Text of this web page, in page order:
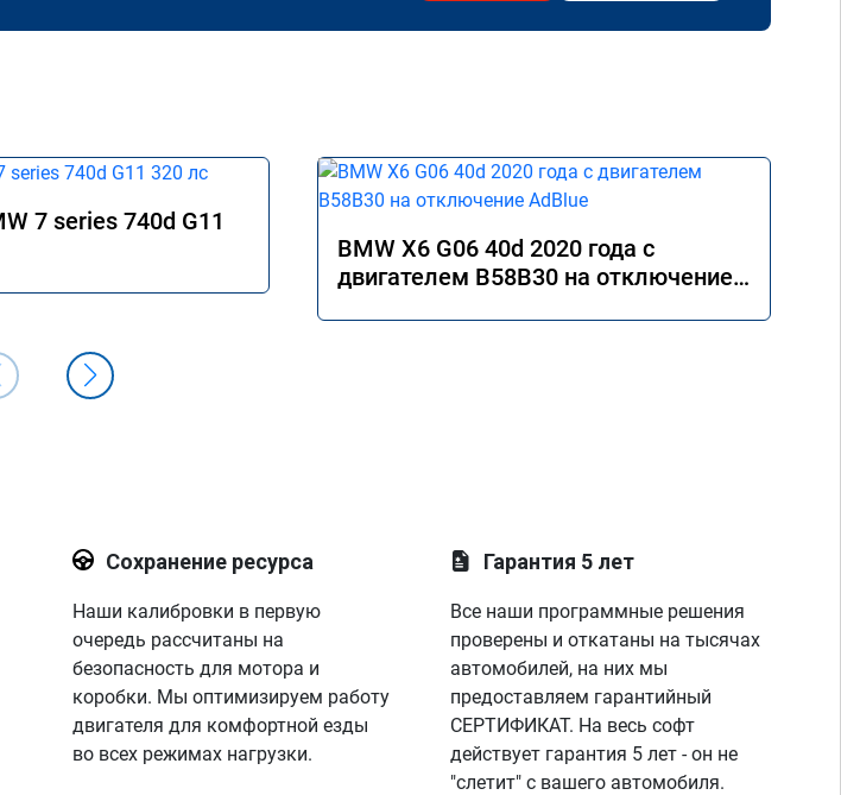
7 series 740d G11
BMW X6 G06 40d 2020 года с
двигателем B58B30 на отключение
Сохранение ресурса
Наши калибровки в первую
очередь рассчитаны на
безопасность для мотора и
коробки. Мы оптимизируем работу
двигателя для комфортной езды
во всех режимах нагрузки.
Гарантия 5 лет
Все наши программные решения
проверены и откатаны на тысячах
автомобилей, на них мы
предоставляем гарантийный
СЕРТИФИКАТ. На весь софт
действует гарантия 5 лет - он не
"слетит" с вашего автомобиля.